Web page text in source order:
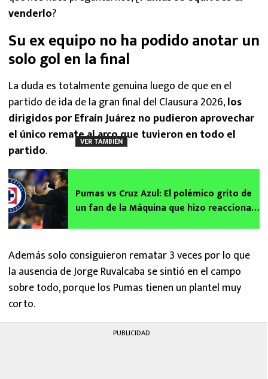
venderlo?
Su ex equipo no ha podido anotar un
solo gol en la final
La duda es totalmente genuina luego de que en el
partido de ida de la gran final del Clausura 2026,los
dirigidos por Efraín Juárez no pudieron aprovechar
el único remate al arco que tuvieron en todo el
partido.
VER TAMBIÉN
Pumas vs Cruz Azul: El polémico grito de
un fan de la Máquina que hizo reaccionar
Además solo consiguieron rematar 3 veces por lo que
la ausencia de Jorge Ruvalcaba se sintió en el campo
sobre todo, porque los Pumas tienen un plantel muy
corto.
PUBLICIDAD